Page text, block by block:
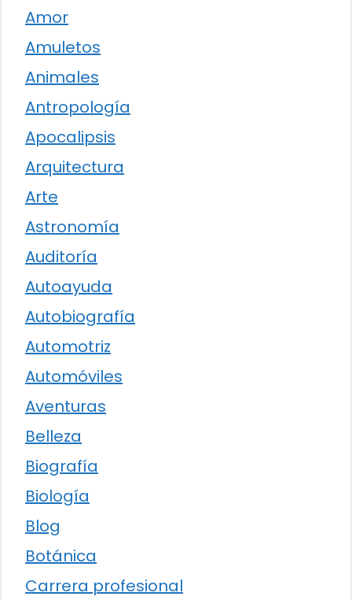
Amor
Amuletos
Animales
Antropología
Apocalipsis
Arquitectura
Arte
Astronomía
Auditoría
Autoayuda
Autobiografía
Automotriz
Automóviles
Aventuras
Belleza
Biografía
Biología
Blog
Botánica
Carrera profesional